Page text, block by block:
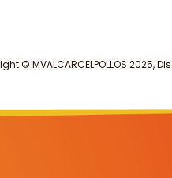
© MVALCARCELPOLLOS 2025,